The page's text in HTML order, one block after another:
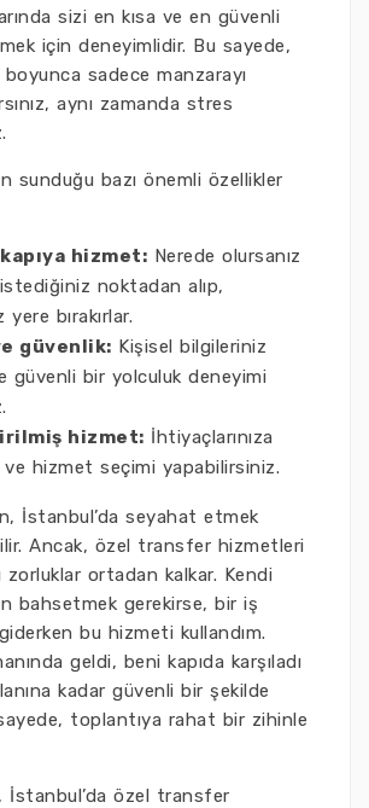
sizi en kısa ve en güvenli
için deneyimlidir. Bu sayede,
sadece manzarayı
aynı zamanda stres
sunduğu bazı önemli özellikler
kapıya hizmet: Nerede olursanız
noktadan alıp,
bırakırlar.
güvenlik: Kişisel bilgileriniz
güvenli bir yolculuk deneyimi
hizmet: İhtiyaçlarınıza
hizmet seçimi yapabilirsiniz.
İstanbul’da seyahat etmek
Ancak, özel transfer hizmetleri
ortadan kalkar. Kendi
bahsetmek gerekirse, bir iş
bu hizmeti kullandım.
geldi, beni kapıda karşıladı
kadar güvenli bir şekilde
toplantıya rahat bir zihinle
İstanbul’da özel transfer